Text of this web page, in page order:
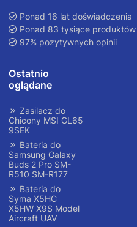
Ponad 16 lat doświadczenia
Ponad 83 tysiące produktów
97% pozytywnych opinii
Ostatnio
oglądane
Zasilacz do
Chicony MSI GL65
9SEK
Bateria do
Samsung Galaxy
Buds 2 Pro SM-
R510 SM-R177
Bateria do
Syma X5HC
X5HW X9S Model
Aircraft UAV